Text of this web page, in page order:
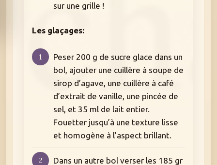
sur une grille !
Les glaçages:
Peser 200 g de sucre glace dans un
bol, ajouter une cuillère à soupe de
sirop d’agave, une cuillère à café
d’extrait de vanille, une pincée de
sel, et 35 ml de lait entier.
Fouetter jusqu’à une texture lisse
et homogène à l’aspect brillant.
Dans un autre bol verser les 185 gr